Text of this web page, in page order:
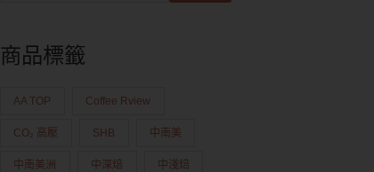
商品標籤
AA TOP Coffee Rview
CO₂ 高壓 SHB 中南美
中南美洲 中深焙 中淺焙